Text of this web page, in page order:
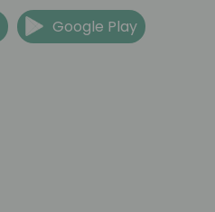
Google Play